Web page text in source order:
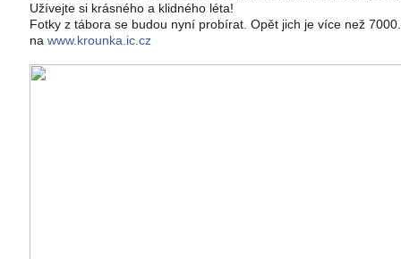
Užívejte si krásného a klidného léta!
Fotky z tábora se budou nyní probírat. Opět jich je více než
na www.krounka.ic.cz